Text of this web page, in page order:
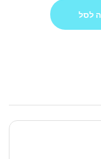
לסל